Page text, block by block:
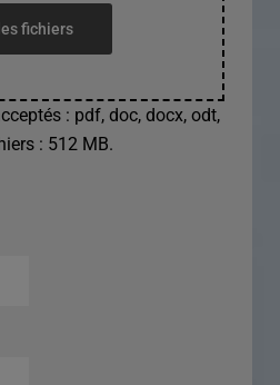
fichiers
: pdf, doc, docx, odt,
: 512 MB.